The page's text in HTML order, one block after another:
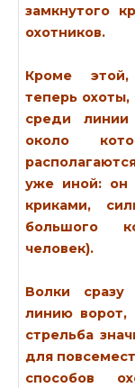
замкнутого
охотников.
Кроме этой,
теперь
среди линии
около
уже иной: он
криками,
большого
человек).
Волки сразу
линию ворот,
стрельба
для
способов